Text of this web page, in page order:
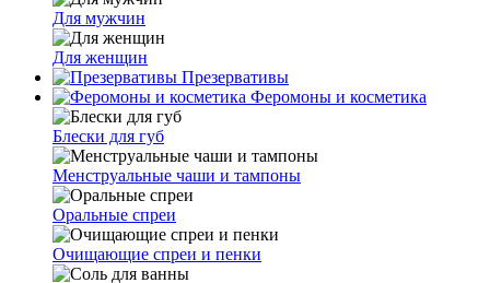
Для мужчин
Для женщин
Презервативы
Феромоны и косметика
Блески для губ
Менструальные чаши и тампоны
Оральные спреи
Очищающие спреи и пенки